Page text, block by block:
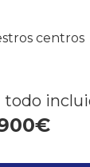
centros
todo
€